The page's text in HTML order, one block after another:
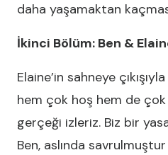
daha yaşamaktan
İkinci Bölüm: Ben &
Elaine’in sahneye
hem çok hoş hem de
gerçeği izleriz. Biz bir
Ben, aslında